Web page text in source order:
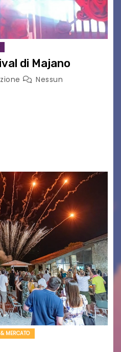
di Majano
Nessun
MERCATO